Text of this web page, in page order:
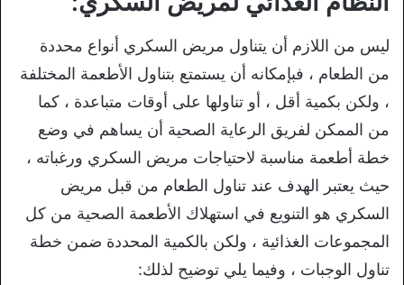
ليس من اللازم أن يتناول مريض السكري أنواع محددة
من الطعام ، فبإمكانه أن يستمتع بتناول الأطعمة المختلفة
، ولكن بكمية أقل ، أو تناولها على أوقات متباعدة ، كما
من الممكن لفريق الرعاية الصحية أن يساهم في وضع
خطة أطعمة مناسبة لاحتياجات مريض السكري ورغباته ،
حيث يعتبر الهدف عند تناول الطعام من قبل مريض
السكري هو التنويع في استهلاك الأطعمة الصحية من كل
المجموعات الغذائية ، ولكن بالكمية المحددة ضمن خطة
تناول الوجبات ، وفيما يلي توضيح لذلك: